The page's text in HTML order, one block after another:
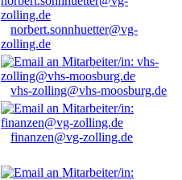
norbert.sonnhuetter@vg-
zolling.de
vhs-zolling@vhs-moosburg.de
finanzen@vg-zolling.de